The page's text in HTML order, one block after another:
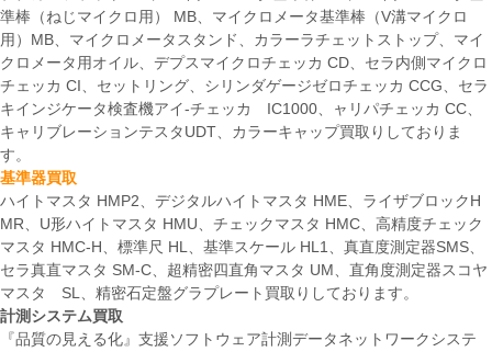
準棒（ねじマイクロ用） MB、マイクロメータ基準棒（V溝マイクロ
用）MB、マイクロメータスタンド、カラーラチェットストップ、マイ
クロメータ用オイル、デプスマイクロチェッカ CD、セラ内側マイクロ
チェッカ CI、セットリング、シリンダゲージゼロチェッカ CCG、セラ
キインジケータ検査機アイ-チェッカ IC1000、ャリパチェッカ CC、
キャリブレーションテスタUDT、カラーキャップ買取りしておりま
す。
基準器買取
ハイトマスタ HMP2、デジタルハイトマスタ HME、ライザブロックH
MR、U形ハイトマスタ HMU、チェックマスタ HMC、高精度チェック
マスタ HMC-H、標準尺 HL、基準スケール HL1、真直度測定器SMS、
セラ真直マスタ SM-C、超精密四直角マスタ UM、直角度測定器スコヤ
マスタ SL、精密石定盤グラプレート買取りしております。
計測システム買取
『品質の見える化』支援ソフトウェア計測データネットワークシステ